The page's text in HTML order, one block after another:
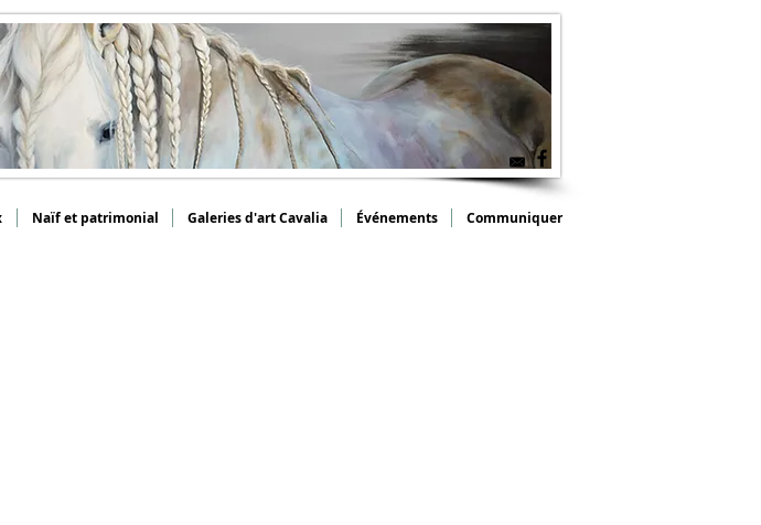
Naïf et patrimonial Galeries d'art Cavalia Événements Communiquer